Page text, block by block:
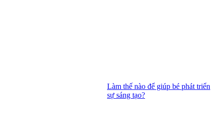
Làm thế nào để giúp bé phát triển
sự sáng tạo?